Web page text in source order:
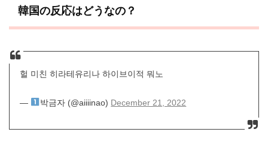
韓国の反応はどうなの？
헐 미친 히라테유리나 하이브이적 뭐노
— 박금자 (@aiiiinao) December 21, 2022